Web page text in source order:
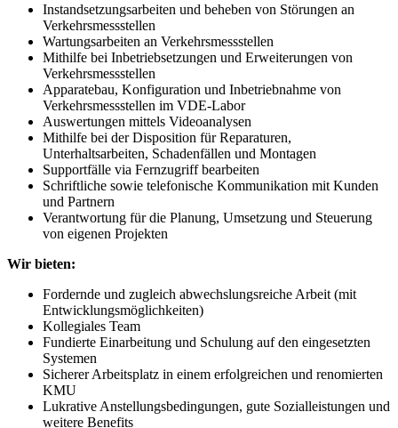
Instandsetzungsarbeiten und beheben von Störungen an
Verkehrsmessstellen
Wartungsarbeiten an Verkehrsmessstellen
Mithilfe bei Inbetriebsetzungen und Erweiterungen von
Verkehrsmessstellen
Apparatebau, Konfiguration und Inbetriebnahme von
Verkehrsmessstellen im VDE-Labor
Auswertungen mittels Videoanalysen
Mithilfe bei der Disposition für Reparaturen,
Unterhaltsarbeiten, Schadenfällen und Montagen
Supportfälle via Fernzugriff bearbeiten
Schriftliche sowie telefonische Kommunikation mit Kunden
und Partnern
Verantwortung für die Planung, Umsetzung und Steuerung
von eigenen Projekten
Wir bieten:
Fordernde und zugleich abwechslungsreiche Arbeit (mit
Entwicklungsmöglichkeiten)
Kollegiales Team
Fundierte Einarbeitung und Schulung auf den eingesetzten
Systemen
Sicherer Arbeitsplatz in einem erfolgreichen und renomierten
KMU
Lukrative Anstellungsbedingungen, gute Sozialleistungen und
weitere Benefits